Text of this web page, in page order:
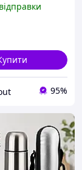
та напоїв
95%